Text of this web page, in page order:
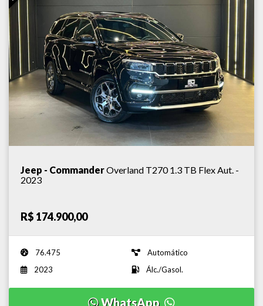
Jeep - CommanderOverland T270 1.3 TB Flex Aut. -
2023
R$ 174.900,00
76.475
Automático
2023
Álc./Gasol.
WhatsApp